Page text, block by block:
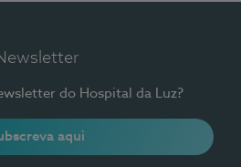
do Hospital da Luz?
aqui